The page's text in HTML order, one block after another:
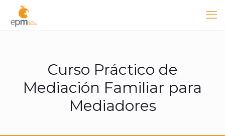
Curso Práctico de
Mediación Familiar para
Mediadores